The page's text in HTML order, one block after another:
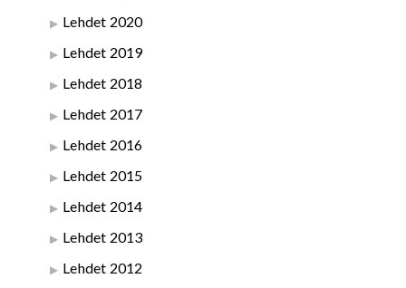
Lehdet 2020
Lehdet 2019
Lehdet 2018
Lehdet 2017
Lehdet 2016
Lehdet 2015
Lehdet 2014
Lehdet 2013
Lehdet 2012